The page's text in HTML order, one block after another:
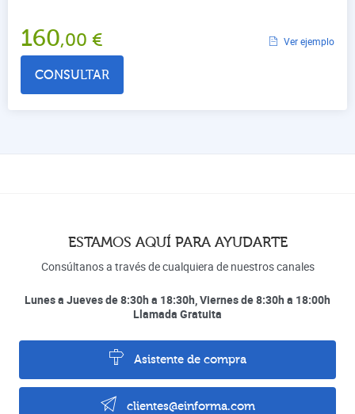
160,00 € Ver ejemplo
CONSULTAR
ESTAMOS AQUÍ PARA AYUDARTE
Consúltanos a través de cualquiera de nuestros canales
Lunes a Jueves de 8:30h a 18:30h, Viernes de 8:30h a 18:00h
Llamada Gratuita
Asistente de compra
clientes@einforma.com